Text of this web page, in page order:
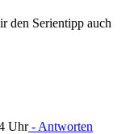
den Serientipp auch
Uhr- Antworten